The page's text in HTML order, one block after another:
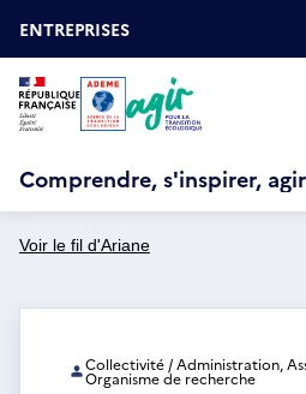
auOUVRIR
LE
MENU
ESPACE
ENTREPRISES
Comprendre, s'inspirer, agir
Voir le fil d'Ariane
Collectivité / Administration,
Organisme de recherche